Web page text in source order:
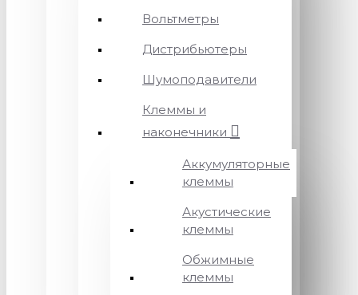
Вольтметры
Дистрибьютеры
Шумоподавители
Клеммы и
наконечники
Аккумуляторные
клеммы
Акустические
клеммы
Обжимные
клеммы